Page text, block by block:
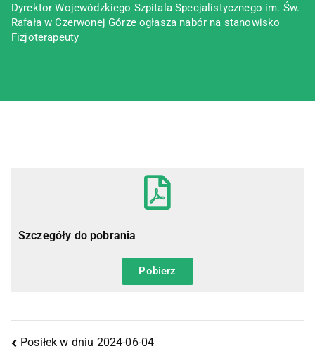
Dyrektor Wojewódzkiego Szpitala Specjalistycznego im. Św.
Rafała w Czerwonej Górze ogłasza nabór na stanowisko
Fizjoterapeuty
Szczegóły do pobrania
Pobierz
Posiłek w dniu 2024-06-04